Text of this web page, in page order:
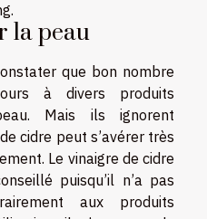
la peau
que bon nombre
à divers produits
Mais ils ignorent
cidre peut s’avérer très
Le vinaigre de cidre
puisqu’il n’a pas
aux produits